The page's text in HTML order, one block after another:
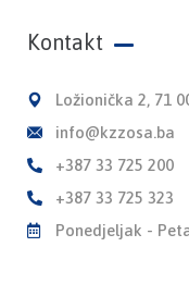
Kontakt
Ložionička 2, 71
info@kzzosa.ba
+387 33 725 200
+387 33 725 323
Ponedjeljak -